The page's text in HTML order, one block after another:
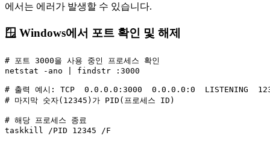
에서는 에러가 발생할 수 있습니다.
🪟 Windows에서 포트 확인 및 해제
# 포트 3000을 사용 중인 프로세스 확인
netstat -ano | findstr :3000
# 출력 예시: TCP  0.0.0.0:3000  0.0.0.0:0  LISTENING
# 마지막 숫자(12345)가 PID(프로세스 ID)
# 해당 프로세스 종료